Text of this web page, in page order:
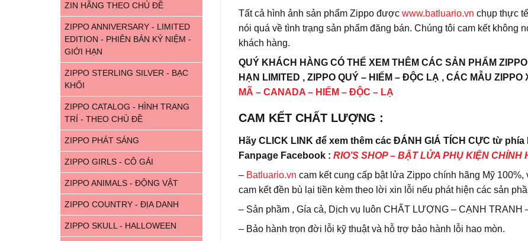
ZIN HÃNG THEO CHỦ ĐỀ
ZIPPO ANNIVERSARY - LIMITED
EDITION - PHIÊN BẢN KỶ NIỆM -
GIỚI HẠN
ZIPPO STERLING SILVER - BẠC
KHỐI
ZIPPO CATALOG - HÌNH TRANG
TRÍ - THEO CHỦ ĐỀ
ZIPPO PHÁT SÁNG
ZIPPO GIRLS - CÔ GÁI
ZIPPO ANIMALS - ĐỘNG VẬT
ZIPPO COUNTRY - ĐỊA DANH
ZIPPO SKULL - HALLOWEEN
Tất cả hình ảnh sản phẩm Zippo được www.batluario.vn chụp thực
nói quá về tình trạng sản phẩm đăng bán. Chúng tôi cam kết không
khách hàng.
QUÝ KHÁCH HÀNG CÓ THỂ XEM THÊM CÁC SẢN PHẨM
HẠN LIMITED , ZIPPO QUÝ – HIẾM – ĐỘC LẠ , CÁC MẪU
MÃ – CANADA – HIẾM – ĐỘC – LẠ
CAM KẾT CHẤT LƯỢNG :
Hãy CLICK LINK để xem thêm các ĐÁNH GIÁ TÍCH CỰC từ
Fanpage Facebook : RIO’S SHOP – BẬT LỬA PHỤ KIỆN
– Batluario.vn cam kết cung cấp bật lửa Zippo chính hãng Mỹ
cam kết đền bù lại tiền kèm theo lời xin lỗi nếu phát hiện các sản
– Sản phầm , Gía cả, Dịch vụ luôn CHẤT LƯỢNG – CẠNH
– Bảo hành trọn đời lỗi kỹ thuật và hỗ trợ bảo hành lỗi hao mòn.